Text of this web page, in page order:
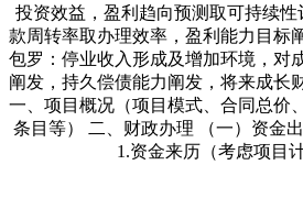
投资效益，盈利趋向预测取可持续性
款周转率取办理效率，盈利能力目标
包罗：停业收入形成及增加环境，对
阐发，持久偿债能力阐发，将来成长
一、项目概况（项目模式、合同总价
条目等） 二、财政办理 （一）资金
1.资金来历（考虑项目